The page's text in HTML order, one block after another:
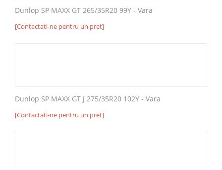
Dunlop SP MAXX GT 265/35R20 99Y - Vara
[Contactati-ne pentru un pret]
Dunlop SP MAXX GT J 275/35R20 102Y - Vara
[Contactati-ne pentru un pret]